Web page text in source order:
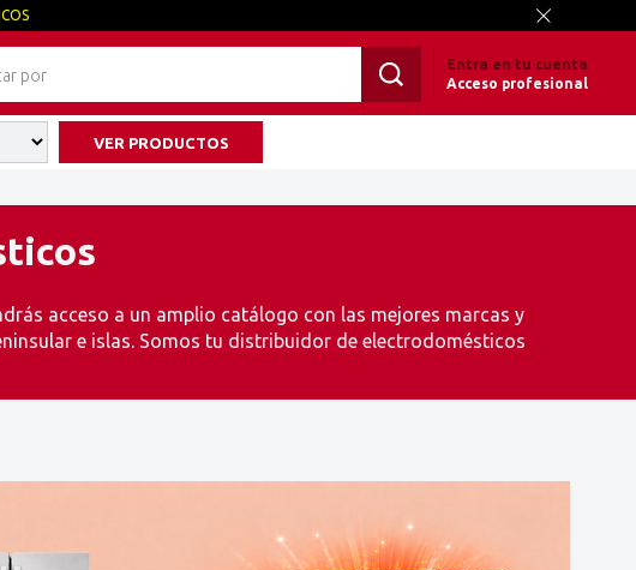
Entra en tu cuenta
Acceso profesional
VER PRODUCTOS
acceso a un amplio catálogo con las mejores marcas y
e islas. Somos tu distribuidor de electrodomésticos